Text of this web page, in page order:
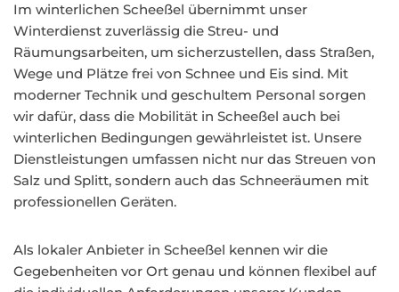
Im winterlichen Scheeßel übernimmt unser
Winterdienst zuverlässig die Streu- und
Räumungsarbeiten, um sicherzustellen, dass Straßen,
Wege und Plätze frei von Schnee und Eis sind. Mit
moderner Technik und geschultem Personal sorgen
wir dafür, dass die Mobilität in Scheeßel auch bei
winterlichen Bedingungen gewährleistet ist. Unsere
Dienstleistungen umfassen nicht nur das Streuen von
Salz und Splitt, sondern auch das Schneeräumen mit
professionellen Geräten.
Als lokaler Anbieter in Scheeßel kennen wir die
Gegebenheiten vor Ort genau und können flexibel auf